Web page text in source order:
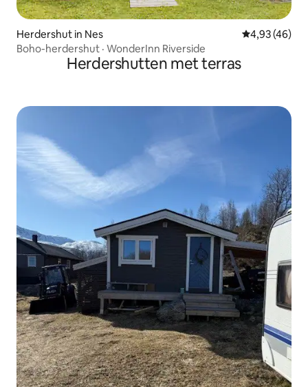
Herdershut in Nes Gemiddelde
4,93 (46)
Boho-herdershut · WonderInn Riverside
Herdershutten met terras